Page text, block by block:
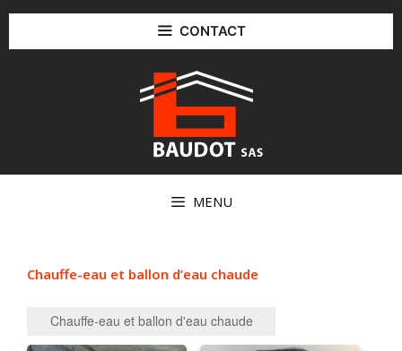
contenu
CONTACT
MENU
Chauffe-eau et ballon d’eau chaude
Chauffe-eau et ballon d'eau chaude